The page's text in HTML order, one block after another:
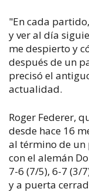
"En cada
y ver al día
me despierto y
después de un
precisó el
actualidad.
Roger Federer,
desde hace 16
al término de un
con el alemán
7-6 (7/5), 6-7 (3/
y a puerta